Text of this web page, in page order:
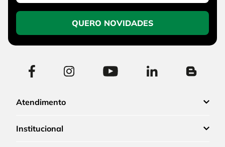
QUERO NOVIDADES
Atendimento
Institucional